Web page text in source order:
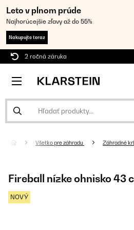
Leto v plnom prúde
Najhorúcejšie zľavy až do 55%
Nakupujte teraz
2 ročná záruka
Všetko pre záhradu Záhradné
Fireball nízke ohnisko 43
NOVÝ